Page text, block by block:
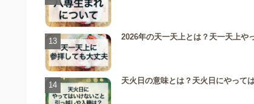
2026年の天一天上とは？天一天上や
天火日の意味とは？天火日にやって